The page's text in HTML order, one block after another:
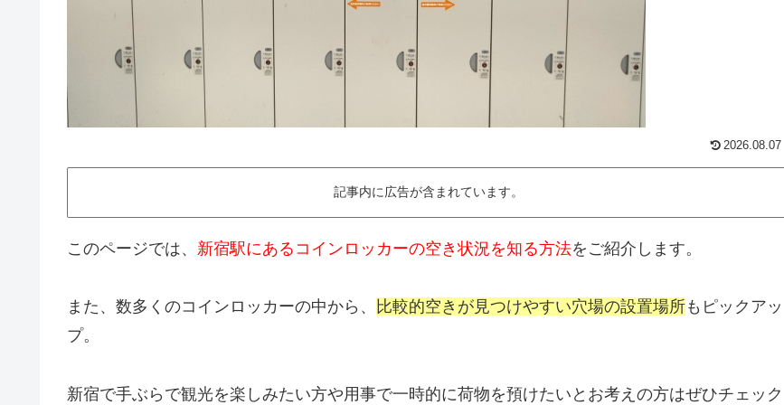
2026.08.07
記事内に広告が含まれています。
このページでは、 新宿駅にあるコインロッカーの空き状況を知る方法をご紹介します。
また、数多くのコインロッカーの中から、 比較的空きが見つけやすい穴場の設置場所もピックアッ
プ。
新宿で手ぶらで観光を楽しみたい方や用事で一時的に荷物を預けたいとお考えの方はぜひチェック